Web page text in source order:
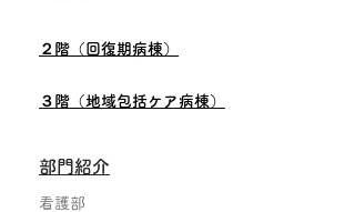
２階（回復期病棟）
３階（地域包括ケア病棟）
部門紹介
看護部